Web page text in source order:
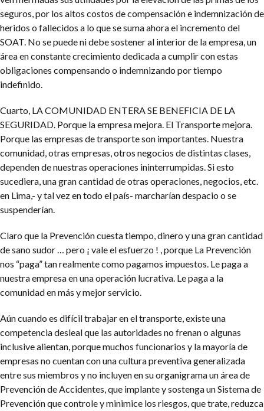
seguros, por los altos costos de compensación e indemnización de
heridos o fallecidos a lo que se suma ahora el incremento del
SOAT. No se puede ni debe sostener al interior de la empresa, un
área en constante crecimiento dedicada a cumplir con estas
obligaciones compensando o indemnizando por tiempo
indefinido.
Cuarto, LA COMUNIDAD ENTERA SE BENEFICIA DE LA
SEGURIDAD. Porque la empresa mejora. El Transporte mejora.
Porque las empresas de transporte son importantes. Nuestra
comunidad, otras empresas, otros negocios de distintas clases,
dependen de nuestras operaciones ininterrumpidas. Si esto
sucediera, una gran cantidad de otras operaciones, negocios, etc.
en Lima,- y tal vez en todo el país- marcharían despacio o se
suspenderían.
Claro que la Prevención cuesta tiempo, dinero y una gran cantidad
de sano sudor … pero ¡ vale el esfuerzo ! , porque La Prevención
nos “paga” tan realmente como pagamos impuestos. Le paga a
nuestra empresa en una operación lucrativa. Le paga a la
comunidad en más y mejor servicio.
Aún cuando es difícil trabajar en el transporte, existe una
competencia desleal que las autoridades no frenan o algunas
inclusive alientan, porque muchos funcionarios y la mayoría de
empresas no cuentan con una cultura preventiva generalizada
entre sus miembros y no incluyen en su organigrama un área de
Prevención de Accidentes, que implante y sostenga un Sistema de
Prevención que controle y minimice los riesgos, que trate, reduzca